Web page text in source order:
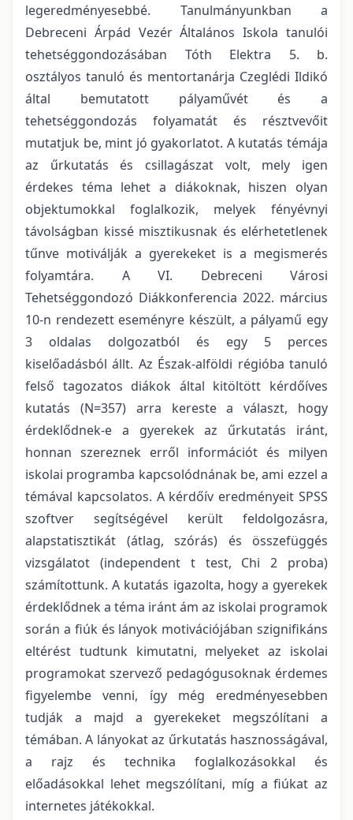
legeredményesebbé. Tanulmányunkban a
Debreceni Árpád Vezér Általános Iskola tanulói
tehetséggondozásában Tóth Elektra 5. b.
osztályos tanuló és mentortanárja Czeglédi Ildikó
által bemutatott pályaművét és a
tehetséggondozás folyamatát és résztvevőit
mutatjuk be, mint jó gyakorlatot. A kutatás témája
az űrkutatás és csillagászat volt, mely igen
érdekes téma lehet a diákoknak, hiszen olyan
objektumokkal foglalkozik, melyek fényévnyi
távolságban kissé misztikusnak és elérhetetlenek
tűnve motiválják a gyerekeket is a megismerés
folyamtára. A VI. Debreceni Városi
Tehetséggondozó Diákkonferencia 2022. március
10-n rendezett eseményre készült, a pályamű egy
3 oldalas dolgozatból és egy 5 perces
kiselőadásból állt. Az Észak-alföldi régióba tanuló
felső tagozatos diákok által kitöltött kérdőíves
kutatás (N=357) arra kereste a választ, hogy
érdeklődnek-e a gyerekek az űrkutatás iránt,
honnan szereznek erről információt és milyen
iskolai programba kapcsolódnának be, ami ezzel a
témával kapcsolatos. A kérdőív eredményeit SPSS
szoftver segítségével került feldolgozásra,
alapstatisztikát (átlag, szórás) és összefüggés
vizsgálatot (independent t test, Chi 2 proba)
számítottunk. A kutatás igazolta, hogy a gyerekek
érdeklődnek a téma iránt ám az iskolai programok
során a fiúk és lányok motivációjában szignifikáns
eltérést tudtunk kimutatni, melyeket az iskolai
programokat szervező pedagógusoknak érdemes
figyelembe venni, így még eredményesebben
tudják a majd a gyerekeket megszólítani a
témában. A lányokat az űrkutatás hasznosságával,
a rajz és technika foglalkozásokkal és
előadásokkal lehet megszólítani, míg a fiúkat az
internetes játékokkal.